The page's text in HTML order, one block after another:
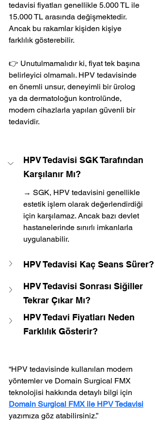
tedavisi fiyatları genellikle 5.000 TL ile
15.000 TL arasında değişmektedir.
Ancak bu rakamlar kişiden kişiye
farklılık gösterebilir.
👉 Unutulmamalıdır ki, fiyat tek başına
belirleyici olmamalı. HPV tedavisinde
en önemli unsur, deneyimli bir ürolog
ya da dermatoloğun kontrolünde,
modern cihazlarla yapılan güvenli bir
tedavidir.
HPV Tedavisi SGK Tarafından
Karşılanır Mı?
→ SGK, HPV tedavisini genellikle
estetik işlem olarak değerlendirdiği
için karşılamaz. Ancak bazı devlet
hastanelerinde sınırlı imkanlarla
uygulanabilir.
HPV Tedavisi Kaç Seans Sürer?
HPV Tedavisi Sonrası Siğiller
Tekrar Çıkar Mı?
HPV Tedavi Fiyatları Neden
Farklılık Gösterir?
“HPV tedavisinde kullanılan modern
yöntemler ve Domain Surgical FMX
teknolojisi hakkında detaylı bilgi için
Domain Surgical FMX ile HPV Tedavisi
yazımıza göz atabilirsiniz.”